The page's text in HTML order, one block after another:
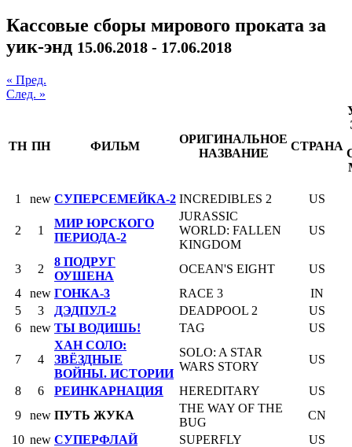
Кассовые сборы мирового проката за
уик-энд 15.06.2018 - 17.06.2018
« Пред.
След. »
ТН ПН ФИЛЬМ
ОРИГИНАЛЬНОЕ
НАЗВАНИЕ
СТРАНА
1 new СУПЕРСЕМЕЙКА-2 INCREDIBLES 2 US
2 1
МИР ЮРСКОГО
ПЕРИОДА-2
JURASSIC
WORLD: FALLEN
KINGDOM
US
3 2
8 ПОДРУГ
ОУШЕНА
OCEAN'S EIGHT
US
4
new ГОНКА-3 RACE 3
IN
5
3 ДЭДПУЛ-2 DEADPOOL 2
US
6
new ТЫ ВОДИШЬ! TAG US
7 4
ХАН СОЛО:
ЗВЁЗДНЫЕ
ВОЙНЫ. ИСТОРИИ
SOLO: A STAR
WARS STORY
US
8 6 РЕИНКАРНАЦИЯ HEREDITARY
US
9
new ПУТЬ ЖУКА
THE WAY OF THE
BUG
CN
10 new СУПЕРФЛАЙ SUPERFLY US